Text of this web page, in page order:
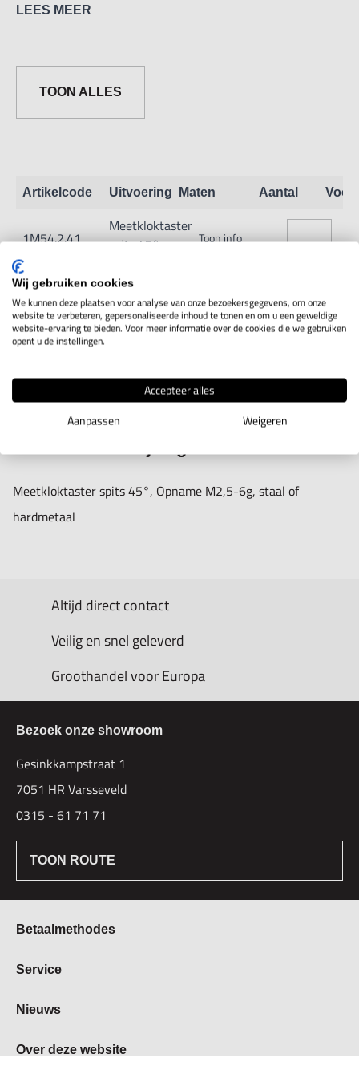
LEES MEER
TOON ALLES
Artikelcode Uitvoering Maten Aantal
1M54.2.41
Meetkloktaster
spits 45°
Toon info
1M54.2.41H
Meetkloktaster
spits 45°, HM
Toon info
Meetkloktaster spits 45°, Opname M2,5-6g, staal of
hardmetaal
Altijd direct contact
Veilig en snel geleverd
Groothandel voor Europa
Bezoek onze showroom
Gesinkkampstraat 1
7051 HR Varsseveld
0315 - 61 71 71
TOON ROUTE
Betaalmethodes
Bestellen & Betalen
Contract herroepen
Levertijden
Service
Over Hogetex
FAQ
Nieuws
Beurzen
Over deze website
Wij gebruiken cookies
We kunnen deze plaatsen voor analyse van onze bezoekersgegevens, om onze
website te verbeteren, gepersonaliseerde inhoud te tonen en om u een geweldige
website-ervaring te bieden. Voor meer informatie over de cookies die we gebruiken
opent u de instellingen.
Accepteer alles
Aanpassen
Weigeren